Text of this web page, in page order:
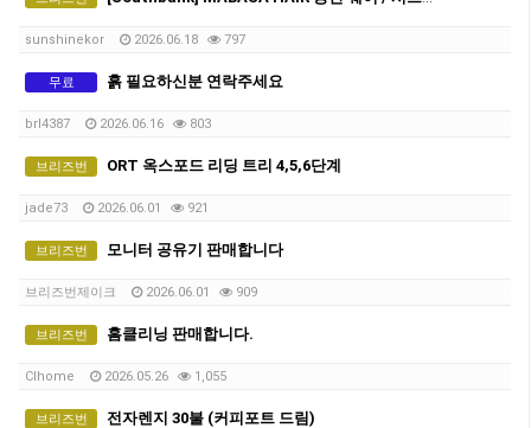
sunshinekor 2026.06.18 797
무료 흙 필요하신분 연락주세요
brl4387 2026.06.16 803
브리즈번 ORT 옥스포드 리딩 트리 4,5,6단계
jade73 2026.06.01 921
브리즈번 모니터 공유기 판매합니다
브리즈번제이크 2026.06.01 909
브리즈번 홈클리닝 판매합니다.
Clhome 2026.05.26 1,055
브리즈번 전자렌지 30불 (커피포트 드림)